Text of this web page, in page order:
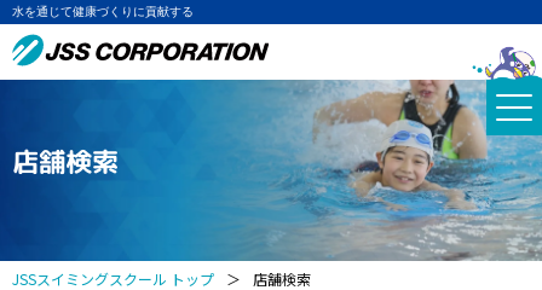
水を通じて健康づくりに貢献する
店舗検索
JSSスイミングスクール トップ ＞ 店舗検索